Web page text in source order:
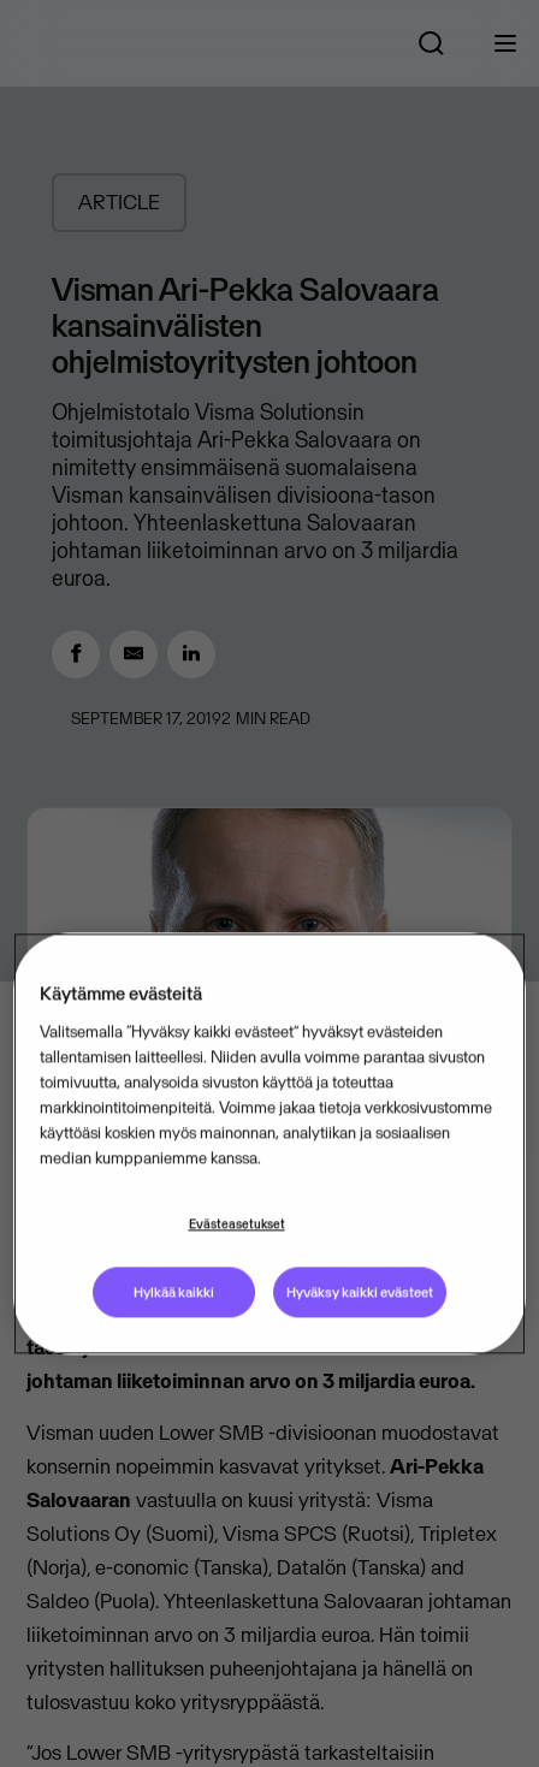
ARTICLE
Visman Ari-Pekka Salovaara
kansainvälisten
ohjelmistoyritysten johtoon
Ohjelmistotalo Visma Solutionsin
toimitusjohtaja Ari-Pekka Salovaara on
nimitetty ensimmäisenä suomalaisena
Visman kansainvälisen divisioona-tason
johtoon. Yhteenlaskettuna Salovaaran
johtaman liiketoiminnan arvo on 3 miljardia
euroa.
SEPTEMBER 17, 20192 MIN READ
Pekka Salovaara on nimitetty ensimmäisenä
suomalaisena Visman kansainvälisen divisioona-
tason johtoon. Yhteenlaskettuna Salovaaran
johtaman liiketoiminnan arvo on 3 miljardia euroa.
Visman uuden Lower SMB -divisioonan muodostavat
konsernin nopeimmin kasvavat yritykset.Ari-Pekka
Salovaaran vastuulla on kuusi yritystä: Visma
Solutions Oy (Suomi), Visma SPCS (Ruotsi), Tripletex
(Norja), e-conomic (Tanska), Datalön (Tanska) and
Saldeo (Puola). Yhteenlaskettuna Salovaaran johtaman
liiketoiminnan arvo on 3 miljardia euroa. Hän toimii
yritysten hallituksen puheenjohtajana ja hänellä on
tulosvastuu koko yritysryppäästä.
“Jos Lower SMB -yritysrypästä tarkasteltaisiin
Käytämme evästeitä
Valitsemalla “Hyväksy kaikki evästeet” hyväksyt evästeiden
tallentamisen laitteellesi. Niiden avulla voimme parantaa sivuston
toimivuutta, analysoida sivuston käyttöä ja toteuttaa
markkinointitoimenpiteitä. Voimme jakaa tietoja verkkosivustomme
käyttöäsi koskien myös mainonnan, analytiikan ja sosiaalisen
median kumppaniemme kanssa.
Evästeasetukset
Hylkää kaikki Hyväksy kaikki evästeet